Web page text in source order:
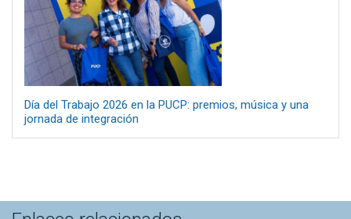
Día del Trabajo 2026 en la PUCP: premios, música y una
jornada de integración